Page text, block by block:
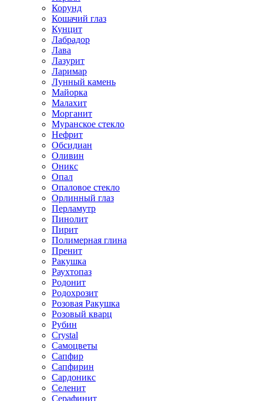
Корунд
Кошачий глаз
Кунцит
Лабрадор
Лава
Лазурит
Ларимар
Лунный камень
Майорка
Малахит
Морганит
Муранское стекло
Нефрит
Обсидиан
Оливин
Оникс
Опал
Опаловое стекло
Орлинный глаз
Перламутр
Пинолит
Пирит
Полимерная глина
Пренит
Ракушка
Раухтопаз
Родонит
Родохрозит
Розовая Ракушка
Розовый кварц
Рубин
Сrystal
Самоцветы
Сапфир
Сапфирин
Сардоникс
Селенит
Серафинит